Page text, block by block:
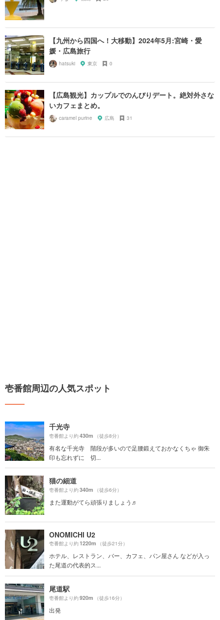
【九州から四国へ！大移動】2024年5月:宮崎・愛
媛・広島旅行
hatsuki 東京 0
【広島観光】カップルでのんびりデート。絶対外さな
いカフェまとめ。
caramel purine 広島 31
壱番館周辺の人気スポット
千光寺
壱番館より約430m （徒歩8分）
有名な千光寺 階段が多いので足腰鍛えておかなくちゃ 御朱
印も忘れずに 切...
猫の細道
壱番館より約340m （徒歩6分）
また運動がてら頑張りましょう♬
ONOMICHI U2
壱番館より約1220m （徒歩21分）
ホテル、レストラン、バー、カフェ、パン屋さん などが入っ
た尾道の代表的ス...
尾道駅
壱番館より約920m （徒歩16分）
出発